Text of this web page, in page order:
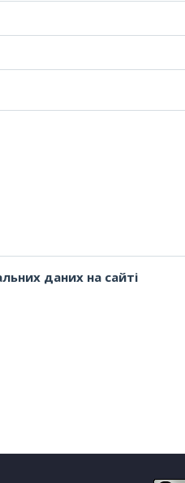
даних на сайті